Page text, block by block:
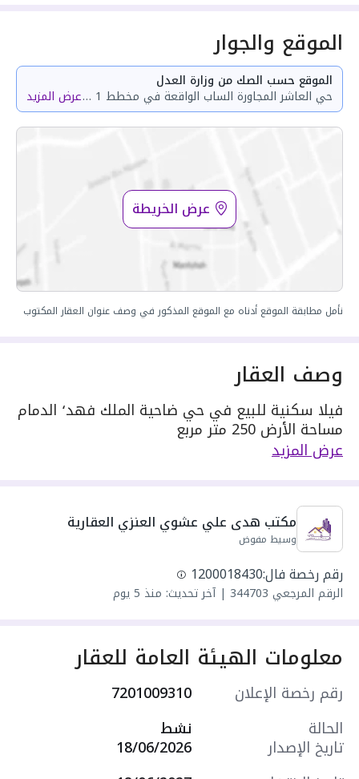
الموقع والجوار
الموقع حسب الصك من وزارة العدل
حي العاشر المجاورة الساب الواقعة في مخطط 1 / 294 في حي ضاحية الملك فهد في مدينة البيضاءعرض المزيد
عرض الخريطة
نأمل مطابقة الموقع أدناه مع الموقع المذكور في وصف عنوان العقار المكتوب
وصف العقار
فيلا سكنية للبيع في حي ضاحية الملك فهد٬ الدمام
مساحة الأرض 250 متر مربع
مجلس
واصل مياه
سنة البناء: 2026
مميزات العقار:
- حديقة
- مدارس
- مسجد
- غرفة عاملة منزلية
- حديقة
- درج داخلي
- ملحق
- شرفة
- سطح
عرض المزيد
مكتب هدى علي عشوي العنزي العقارية
وسيط مفوض
رقم رخصة فال:1200018430
الرقم المرجعي 344703
|آخر تحديث: منذ 5 يوم
معلومات الهيئة العامة للعقار
رقم رخصة الإعلان
7201009310
الحالة
نشط
تاريخ الإصدار
18/06/2026